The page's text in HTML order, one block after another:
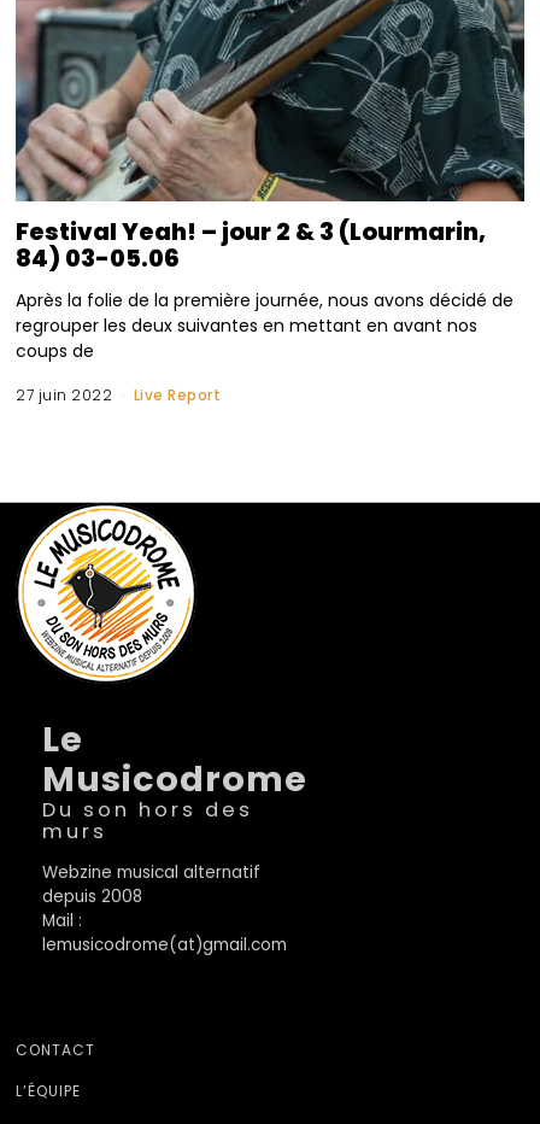
Festival Yeah! – jour 2 & 3 (Lourmarin,
84) 03-05.06
Après la folie de la première journée, nous avons décidé de
regrouper les deux suivantes en mettant en avant nos
coups de
27 juin 2022 Live Report
Le
Musicodrome
Du son hors des
murs
Webzine musical alternatif
depuis 2008
Mail :
lemusicodrome(at)gmail.com
CONTACT
L’ÉQUIPE